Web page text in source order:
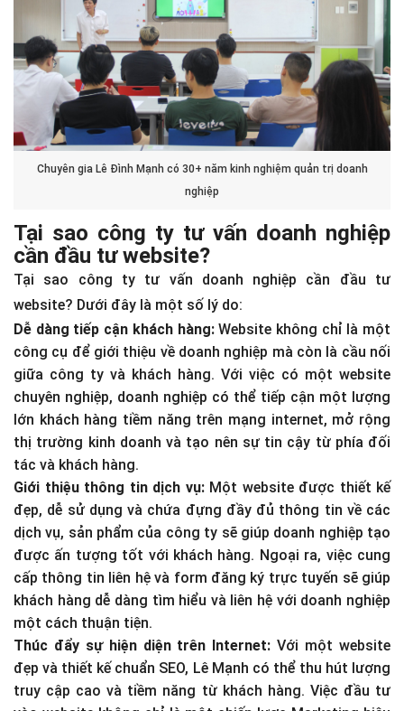
Chuyên gia Lê Đình Mạnh có 30+ năm kinh nghiệm quản trị doanh
nghiệp
Tại sao công ty tư vấn doanh nghiệp
cần đầu tư website?
Tại sao công ty tư vấn doanh nghiệp cần đầu tư
website? Dưới đây là một số lý do:
Dễ dàng tiếp cận khách hàng:Website không chỉ là một
công cụ để giới thiệu về doanh nghiệp mà còn là cầu nối
giữa công ty và khách hàng. Với việc có một website
chuyên nghiệp, doanh nghiệp có thể tiếp cận một lượng
lớn khách hàng tiềm năng trên mạng internet, mở rộng
thị trường kinh doanh và tạo nên sự tin cậy từ phía đối
tác và khách hàng.
Giới thiệu thông tin dịch vụ:Một website được thiết kế
đẹp, dễ sử dụng và chứa đựng đầy đủ thông tin về các
dịch vụ, sản phẩm của công ty sẽ giúp doanh nghiệp tạo
được ấn tượng tốt với khách hàng. Ngoại ra, việc cung
cấp thông tin liên hệ và form đăng ký trực tuyến sẽ giúp
khách hàng dễ dàng tìm hiểu và liên hệ với doanh nghiệp
một cách thuận tiện.
Thúc đẩy sự hiện diện trên Internet: Với một website
đẹp và thiết kế chuẩn SEO, Lê Mạnh có thể thu hút lượng
truy cập cao và tiềm năng từ khách hàng. Việc đầu tư